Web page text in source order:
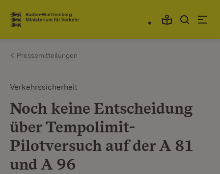
Zum Inhalt springen
Link zur Startseite
Pressemitteilungen
Verkehrssicherheit
Noch keine Entscheidung
über Tempolimit-
Pilotversuch auf der A 81
und A 96